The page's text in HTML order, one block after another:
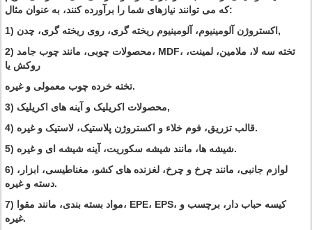
که می توانند نیازهای شما را برآورده کنند، به عنوان مثال:
1) اکستروژن آلومینیوم، آلومینیوم ریخته گری، روی ریخته گری، چدن,
2) محصولات چوبی، مانند چوب جامد، MDF، تخته سه لا، ملامین، لمینت،
روکش یا
تخته خرده چوب معمولی و غیره.
3) محصولات اکریلیک و آینه های اکریلیک,
4) قالب تزریق، فوم خلاء و اکستروژن پلاستیک، لاستیک و غیره.
5) شیشه ها، مانند شیشه سکوریت، آینه شیشه ای و غیره.
6) لوازم جانبی، مانند چرخ و چرخ، لغزنده های کشو، مغناطیسی، ابزار،
دسته و غیره.
7) مواد بسته بندی، مانند مقوا، EPE، EPS، کیسه حباب دار، برچسب و
غیره.